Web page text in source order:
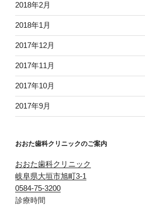
2018年2月
2018年1月
2017年12月
2017年11月
2017年10月
2017年9月
おおた歯科クリニックのご案内
おおた歯科クリニック
岐阜県大垣市旭町3-1
0584-75-3200
診療時間